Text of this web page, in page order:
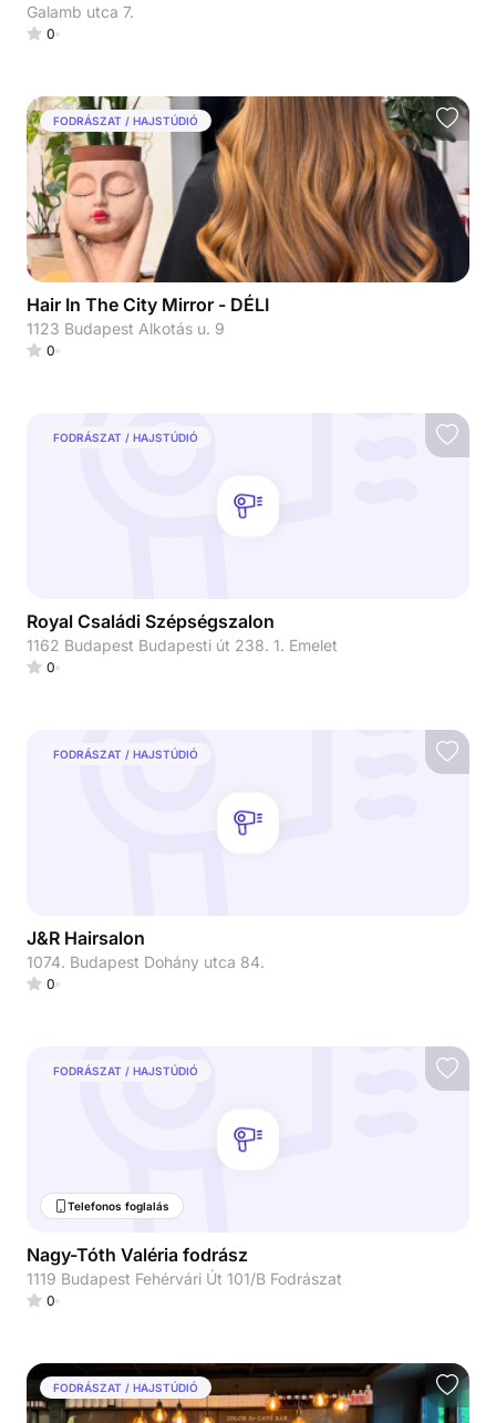
Galamb utca 7.
0
FODRÁSZAT / HAJSTÚDIÓ
Hair In The City Mirror - DÉLI
1123 Budapest Alkotás u. 9
0
FODRÁSZAT / HAJSTÚDIÓ
Royal Családi Szépségszalon
1162 Budapest Budapesti út 238. 1. Emelet
0
FODRÁSZAT / HAJSTÚDIÓ
J&R Hairsalon
1074. Budapest Dohány utca 84.
0
FODRÁSZAT / HAJSTÚDIÓ
Telefonos foglalás
Nagy-Tóth Valéria fodrász
1119 Budapest Fehérvári Út 101/B Fodrászat
0
FODRÁSZAT / HAJSTÚDIÓ